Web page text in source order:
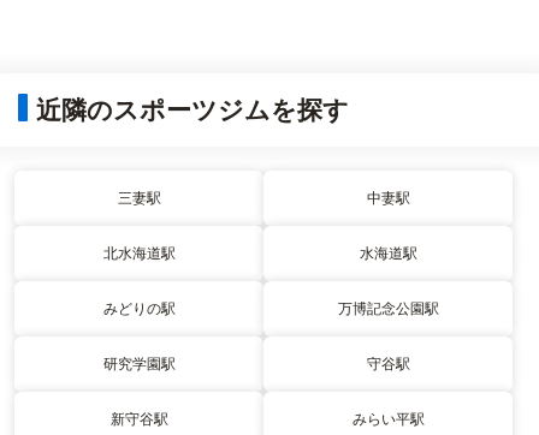
近隣のスポーツジムを探す
三妻駅 中妻駅
北水海道駅 水海道駅
みどりの駅 万博記念公園駅
研究学園駅 守谷駅
新守谷駅 みらい平駅